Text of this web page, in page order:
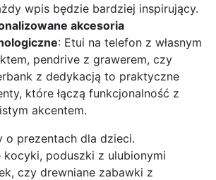
wpis będzie bardziej inspirujący.
akcesoria
: Etui na telefon z własnym
pendrive z grawerem, czy
z dedykacją to praktyczne
które łączą funkcjonalność z
akcentem.
o prezentach dla dzieci.
kocyki, poduszki z ulubionymi
czy drewniane zabawki z